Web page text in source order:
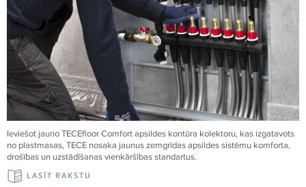
Ieviešot jaunoTECEfloor Comfort apsildes kontūra kolektoru, kas izgatavots
no plastmasas,TECE nosaka jaunus zemgrīdas apsildes sistēmu komforta,
drošības un uzstādīšanas vienkāršības standartus.
LASĪT RAKSTU